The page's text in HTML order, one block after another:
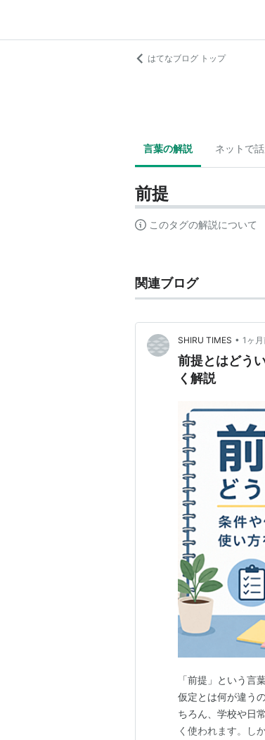
はてなブログ トップ
言葉の解説 ネットで
前提
このタグの解説について
関連ブログ
SHIRU TIMES • 1ヶ
前提とはどう
く解説
「前提」という言
仮定とは何が違う
ちろん、学校や日
く使われます。し